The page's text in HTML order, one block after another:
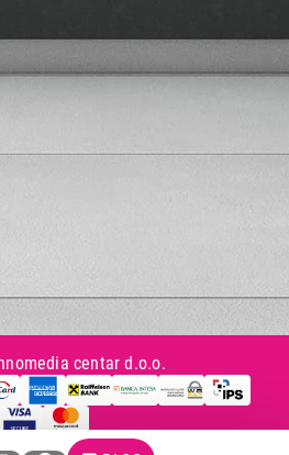
mrežama
centar d.o.o.